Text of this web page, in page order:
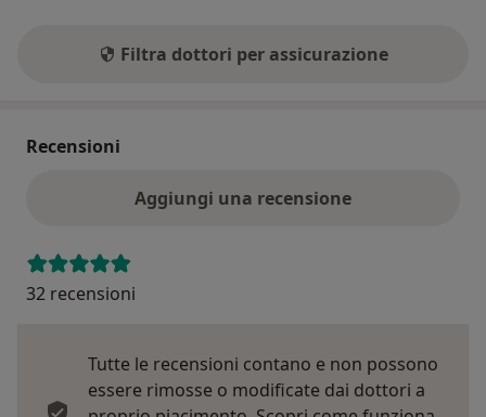
Filtra dottori per assicurazione
Recensioni
Aggiungi una recensione
32 recensioni
Tutte le recensioni contano e non possono
essere rimosse o modificate dai dottori a